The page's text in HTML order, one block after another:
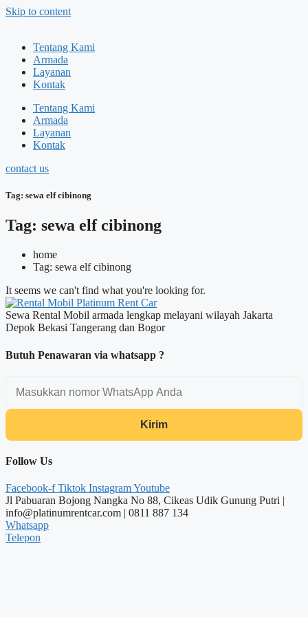
Skip to content
Tentang Kami
Armada
Layanan
Kontak
Tentang Kami
Armada
Layanan
Kontak
contact us
Tag: sewa elf cibinong
Tag: sewa elf cibinong
home
Tag: sewa elf cibinong
It seems we can't find what you're looking for.
Sewa Rental Mobil armada lengkap melayani wilayah Jakarta
Depok Bekasi Tangerang dan Bogor
Butuh Penawaran via whatsapp ?
Kirim
Follow Us
Facebook-f Tiktok InstagramYoutube
Jl Pabuaran Bojong Nangka No 88, Cikeas Udik Gunung Putri |
info@platinumrentcar.com | 0811 887 134
Whatsapp
Telepon